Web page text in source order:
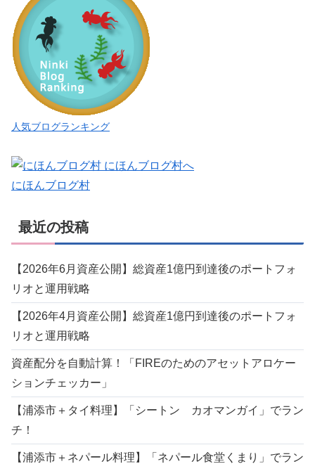
人気ブログランキング
にほんブログ村
最近の投稿
【2026年6月資産公開】総資産1億円到達後のポートフォ
リオと運用戦略
【2026年4月資産公開】総資産1億円到達後のポートフォ
リオと運用戦略
資産配分を自動計算！「FIREのためのアセットアロケー
ションチェッカー」
【浦添市＋タイ料理】「シートン カオマンガイ」でラン
チ！
【浦添市＋ネパール料理】「ネパール食堂くまり」でラン